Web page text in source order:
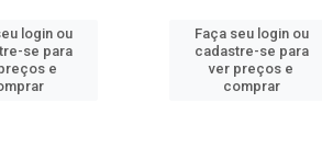
login ou
se para
e
Faça seu login ou
cadastre-se para
ver preços e
comprar